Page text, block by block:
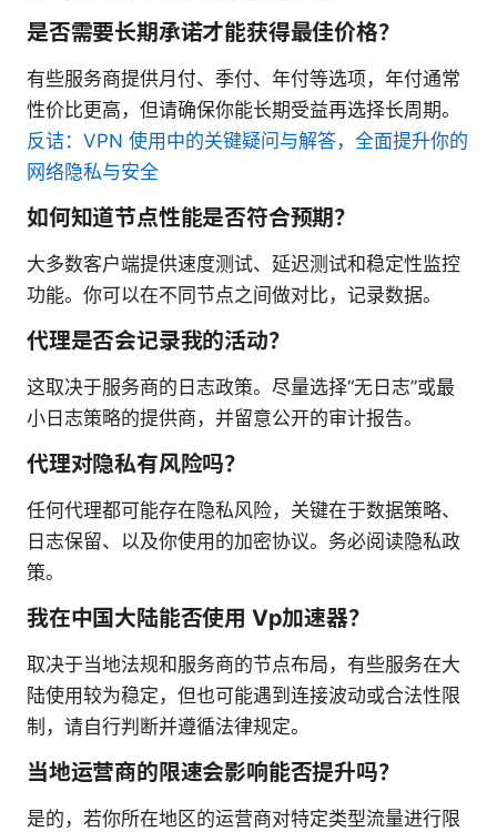
是否需要长期承诺才能获得最佳价格？
有些服务商提供月付、季付、年付等选项，年付通常
性价比更高，但请确保你能长期受益再选择长周期。
反诘：VPN 使用中的关键疑问与解答，全面提升你的
网络隐私与安全
如何知道节点性能是否符合预期？
大多数客户端提供速度测试、延迟测试和稳定性监控
功能。你可以在不同节点之间做对比，记录数据。
代理是否会记录我的活动？
这取决于服务商的日志政策。尽量选择“无日志”或最
小日志策略的提供商，并留意公开的审计报告。
代理对隐私有风险吗？
任何代理都可能存在隐私风险，关键在于数据策略、
日志保留、以及你使用的加密协议。务必阅读隐私政
策。
我在中国大陆能否使用 Vp加速器？
取决于当地法规和服务商的节点布局，有些服务在大
陆使用较为稳定，但也可能遇到连接波动或合法性限
制，请自行判断并遵循法律规定。
当地运营商的限速会影响能否提升吗？
是的，若你所在地区的运营商对特定类型流量进行限